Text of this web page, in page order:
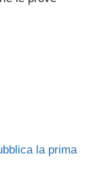
la prima